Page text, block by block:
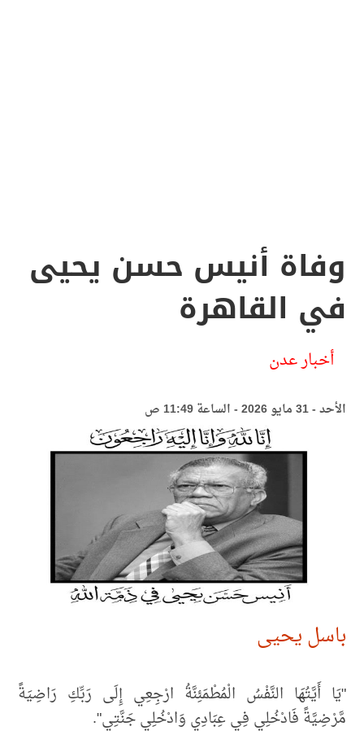
وفاة أنيس حسن يحيى
في القاهرة
أخبار عدن
الأحد - 31 مايو 2026 - الساعة 11:49 ص
باسل يحيى
"يَا أَيَّتُهَا النَّفْسُ الْمُطْمَئِنَّةُ ارْجِعِي إِلَى رَبِّكِ رَاضِيَةً
مَّرْضِيَّةً فَادْخُلِي فِي عِبَادِي وَادْخُلِي جَنَّتِي".